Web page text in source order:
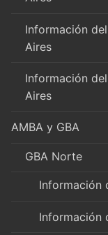
Información
Aires
Información
Aires
AMBA y GBA
GBA Norte
Información
Información